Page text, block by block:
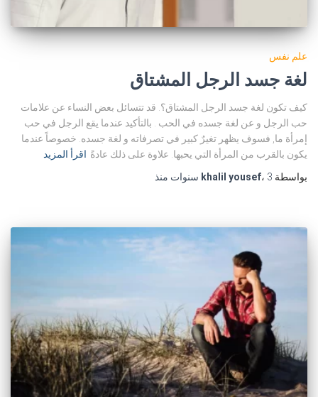
علم نفس
لغة جسد الرجل المشتاق
كيف تكون لغة جسد الرجل المشتاق؟. قد تتسائل بعض النساء عن علامات
حب الرجل و عن لغة جسده في الحب . بالتأكيد عندما يقع الرجل في حب
إمرأة ما, فسوف يظهر تغيرٌ كبير في تصرفاته و لغة جسده. خصوصاً عندما
يكون بالقرب من المرأة التي يحبها. علاوة على ذلك عادةً اقرأ المزيد
بواسطة
khalil yousef، 3 سنوات منذ